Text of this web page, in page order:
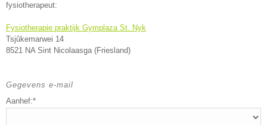
fysiotherapeut:
Fysiotherapie praktijk Gymplaza St. Nyk
Tsjûkemarwei 14
8521 NA Sint Nicolaasga (Friesland)
Gegevens e-mail
Aanhef:*